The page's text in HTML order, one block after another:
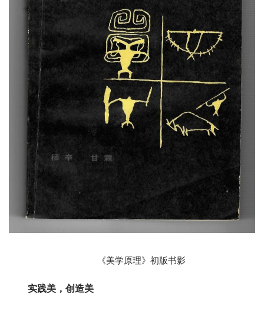
《美学原理》初版书影
实践美，创造美